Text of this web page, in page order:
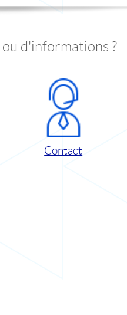
ou d'informations ?
Contact